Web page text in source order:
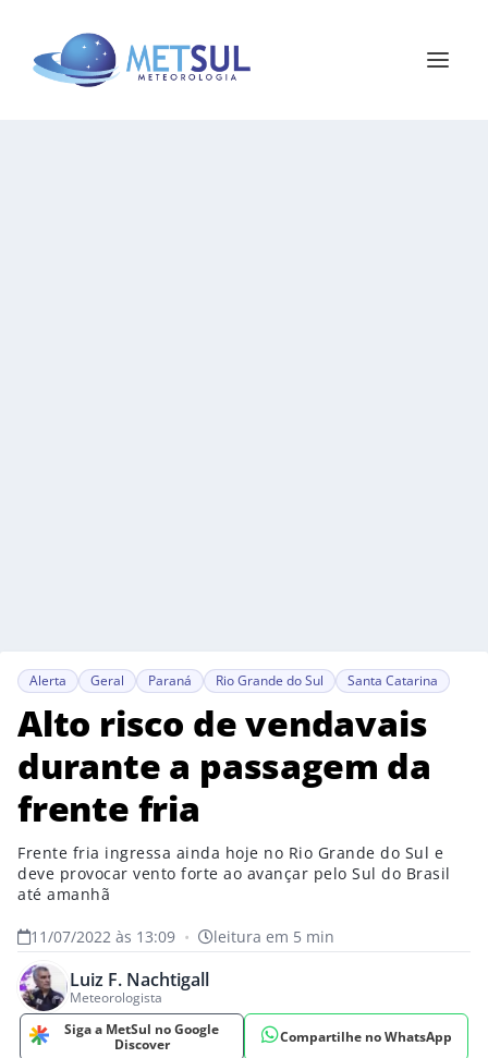
Alerta Geral Paraná Rio Grande do Sul Santa Catarina
Alto risco de vendavais
durante a passagem da
frente fria
Frente fria ingressa ainda hoje no Rio Grande do Sul e
deve provocar vento forte ao avançar pelo Sul do Brasil
até amanhã
11/07/2022 às 13:09 • leitura em 5 min
Luiz F. Nachtigall
Meteorologista
Siga a MetSul no Google
Discover
Compartilhe no WhatsApp